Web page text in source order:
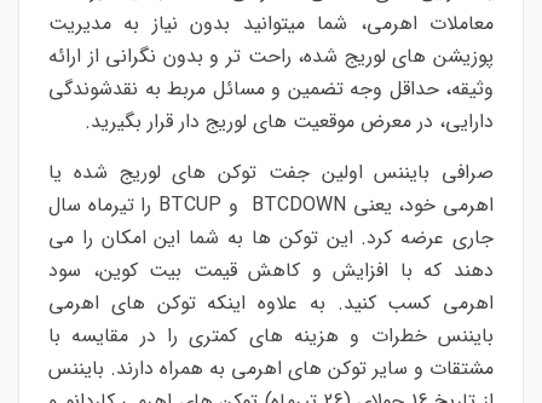
معاملات اهرمی، شما میتوانید بدون نیاز به مدیریت
پوزیشن های لوریج شده، راحت تر و بدون نگرانی از ارائه
وثیقه، حداقل وجه تضمین و مسائل مربط به نقدشوندگی
دارایی، در معرض موقعیت های لوریج دار قرار بگیرید.
صرافی بایننس اولین جفت توکن های لوریج شده یا
اهرمی خود، یعنی BTCDOWN و BTCUP را تیرماه سال
جاری عرضه کرد. این توکن ها به شما این امکان را می
دهند که با افزایش و کاهش قیمت بیت کوین، سود
اهرمی کسب کنید. به علاوه اینکه توکن های اهرمی
بایننس خطرات و هزینه های کمتری را در مقایسه با
مشتقات و سایر توکن های اهرمی به همراه دارند. بایننس